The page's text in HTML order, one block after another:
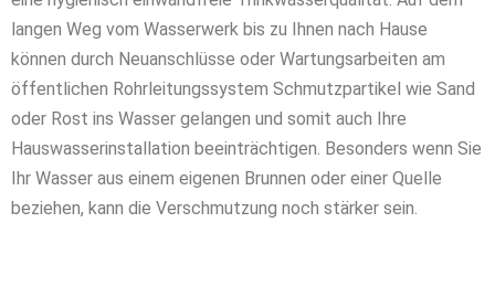
langen Weg vom Wasserwerk bis zu Ihnen nach Hause
können durch Neuanschlüsse oder Wartungsarbeiten am
öffentlichen Rohrleitungssystem Schmutzpartikel wie Sand
oder Rost ins Wasser gelangen und somit auch Ihre
Hauswasserinstallation beeinträchtigen. Besonders wenn Sie
Ihr Wasser aus einem eigenen Brunnen oder einer Quelle
beziehen, kann die Verschmutzung noch stärker sein.